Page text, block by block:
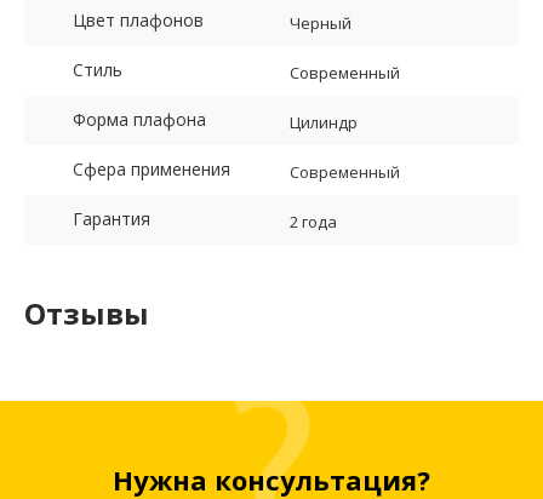
Цвет плафонов Черный
Стиль Современный
Форма плафона Цилиндр
Сфера применения Современный
Гарантия 2 года
Отзывы
Нужна консультация?